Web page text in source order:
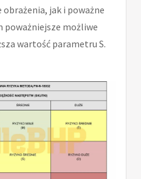
jak i poważne
poważniejsze możliwe
wartość parametru S.